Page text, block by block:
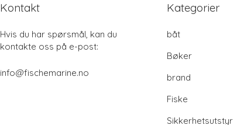
Kontakt
Hvis du har spørsmål, kan du
kontakte oss på e-post:
info@fischemarine.no
Kategorier
båt
Bøker
brand
Fiske
Sikkerhetsutstyr